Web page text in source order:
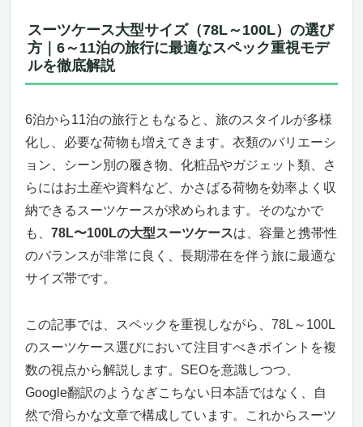
使いやすさを考え抜いた内装と安心のボディ
構造
長期旅行や出張にも安心の設計
大容量ソフトキャリー「4051-68｜81L/94L
3.7kg」
で“ゆとり”を手に入れる
圧倒的な軽さが旅の快適さを変える、ポリエ
ステル製の軽量ボディ
フロントポケットで使いやすさを追求、アク
セス頻度の高い荷物もサッと取り出せる
スムーズな移動を叶える静音4輪キャスター
デザインと機能性を兼ね備えたソフトキャリ
洗練された耐久美と静音性を兼ね備えた次世代
アルミフレームモデル「GRACE 5509｜83L
5.6kg」
ハードな移動もスマートに乗り越える、高強
スーツケース大型サイズ（78L～100L）の選び
方｜6～11泊の旅行に最適なスペック重視モデ
ルを徹底解説
6泊から11泊の旅行ともなると、旅のスタイルが多様
化し、必要な荷物も増えてきます。衣類のバリエーシ
ョン、シーン別の履き物、化粧品やガジェット類、さ
らにはお土産や資料など、かさばる荷物を効率よく収
納できるスーツケースが求められます。そのなかで
も、 78L〜100Lの大型スーツケースは、容量と携帯性
のバランスが非常に良く、長期滞在を伴う旅に最適な
サイズ帯です。
この記事では、スペックを重視しながら、78L～100L
のスーツケース選びにおいて注目すべきポイントを複
数の視点から解説します。SEOを意識しつつ、
Google翻訳のようなぎこちない日本語ではなく、自
然で滑らかな文章で構成しています。これからスーツ